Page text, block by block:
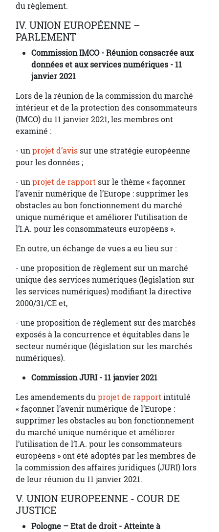
du règlement.
IV. UNION EUROPÉENNE –
PARLEMENT
Commission IMCO - Réunionconsacrée aux
données et aux services numériques - 11
janvier 2021
Lors de la réunion de la commission du marché
intérieur et de la protection des consommateurs
(IMCO) du 11 janvier 2021, les membres ont
examiné :
- unprojet d’avis sur une stratégie européenne
pour les données ;
- unprojet de rapport sur le thème « façonner
l’avenir numérique de l’Europe : supprimer les
obstacles au bon fonctionnement du marché
unique numérique et améliorer l’utilisation de
l’I.A. pour les consommateurs européens ».
En outre, un échange de vues a eu lieu sur :
- une proposition de règlement sur un marché
unique des services numériques (législation sur
les services numériques) modifiant la directive
2000/31/CE et,
- une proposition de règlement sur des marchés
exposés à la concurrence et équitables dans le
secteur numérique (législation sur les marchés
numériques).
Commission JURI - 11 janvier 2021
Les amendements duprojet de rapportintitulé
« façonner l’avenir numérique de l’Europe :
supprimer les obstacles au bon fonctionnement
du marché unique numérique et améliorer
l’utilisation de l’I.A. pour les consommateurs
européens » ont été adoptés par les membres de
la commission des affaires juridiques (JURI) lors
de leur réunion du 11 janvier 2021.
V. UNION EUROPEENNE - COUR DE
JUSTICE
Pologne – Etat de droit - Atteinte à